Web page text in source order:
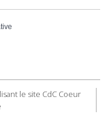
le site CdC Coeur